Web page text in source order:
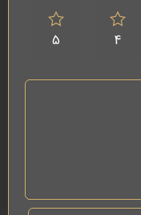
4
5